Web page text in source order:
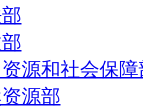
资源和社会保
源部